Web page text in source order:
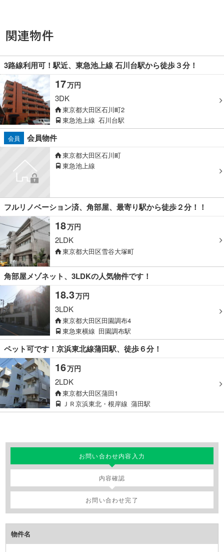
関連物件
3路線利用可！駅近、東急池上線 石川台駅から徒歩３分！
17万円
3DK
東京都大田区石川町2
東急池上線 石川台駅
会員 会員物件
東京都大田区石川町
東急池上線
フルリノベーション済、角部屋、最寄り駅から徒歩２分！！
18万円
2LDK
東京都大田区雪谷大塚町
角部屋メゾネット、3LDKの人気物件です！
18.3万円
3LDK
東京都大田区田園調布4
東急東横線 田園調布駅
ペット可です！京浜東北線蒲田駅、徒歩６分！
16万円
2LDK
東京都大田区蒲田1
ＪＲ京浜東北・根岸線 蒲田駅
お問い合わせ内容入力
内容確認
お問い合わせ完了
物件名